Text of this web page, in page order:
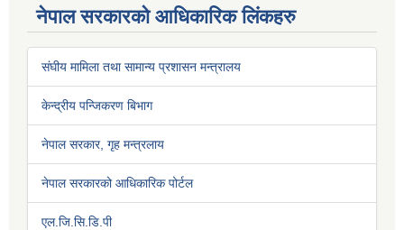
नेपाल सरकारको आधिकारिक लिंकहरु
संघीय मामिला तथा सामान्य प्रशासन मन्त्रालय
केन्द्रीय पन्जिकरण बिभाग
नेपाल सरकार, गृह मन्त्रलाय
नेपाल सरकारको आधिकारिक पोर्टल
एल.जि.सि.डि.पी